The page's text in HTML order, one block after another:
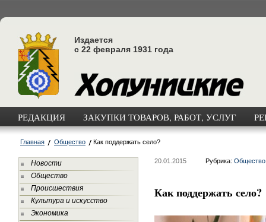
Издается
с 22 февраля 1931 года
РЕДАКЦИЯ ЗАКУПКИ ТОВАРОВ, РАБОТ, УСЛУГ
Главная Общество Как поддержать село?
Новости
Общество
Происшествия
Культура и искусство
Экономика
20.01.2015 Рубрика: Общество
Как поддержать село?